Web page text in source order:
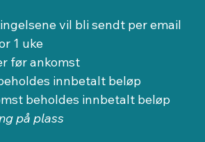
vil bli sendt per email
1 uke
før ankomst
innbetalt beløp
beholdes innbetalt beløp
på plass